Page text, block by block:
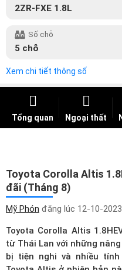
2ZR-FXE 1.8L
Số chỗ
5 chỗ
Xem chi tiết thông số
Tổng quan Ngoại thất
Toyota Corolla Altis
đãi (Tháng 8)
Mỹ Phón đăng lúc 12-10-
Toyota Corolla Altis
từ Thái Lan với những
bị tiện nghi và nhiều